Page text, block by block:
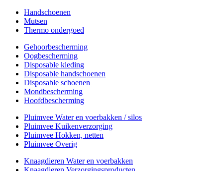
Handschoenen
Mutsen
Thermo ondergoed
Gehoorbescherming
Oogbescherming
Disposable kleding
Disposable handschoenen
Disposable schoenen
Mondbescherming
Hoofdbescherming
Pluimvee Water en voerbakken / silos
Pluimvee Kuikenverzorging
Pluimvee Hokken, netten
Pluimvee Overig
Knaagdieren Water en voerbakken